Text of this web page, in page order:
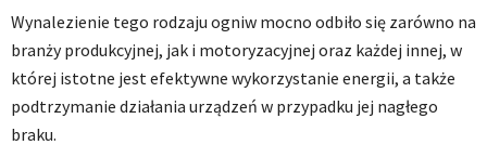
Wynalezienie tego rodzaju ogniw mocno odbiło się zarówno na
branży produkcyjnej, jak i motoryzacyjnej oraz każdej innej, w
której istotne jest efektywne wykorzystanie energii, a także
podtrzymanie działania urządzeń w przypadku jej nagłego
braku.